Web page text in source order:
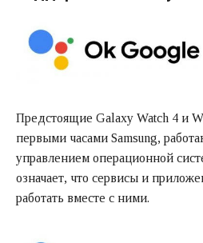
Предстоящие Galaxy Watch 4 и
первыми часами Samsung,
управлением операционной
означает, что сервисы и
работать вместе с ними.